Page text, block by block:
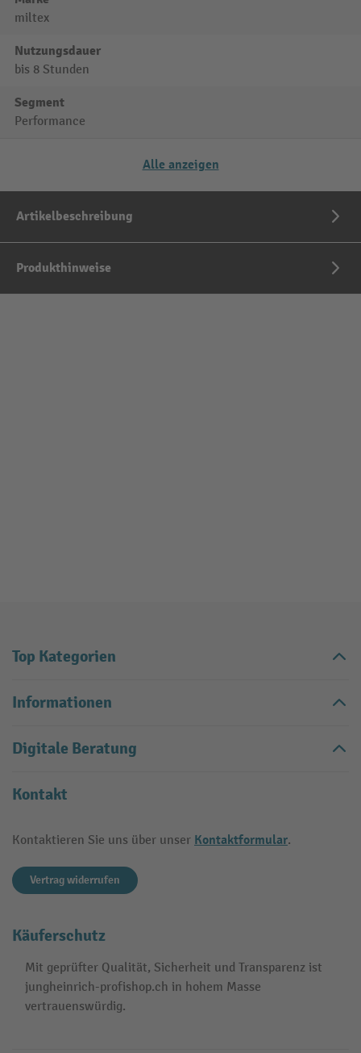
miltex
Nutzungsdauer
bis 8 Stunden
Segment
Performance
Alle anzeigen
Artikelbeschreibung
Produkthinweise
Top Kategorien
Informationen
Digitale Beratung
Kontakt
Kontaktieren Sie uns über unser Kontaktformular.
Vertrag widerrufen
Käuferschutz
Mit geprüfter Qualität, Sicherheit und Transparenz ist
jungheinrich-profishop.ch in hohem Masse
vertrauenswürdig.